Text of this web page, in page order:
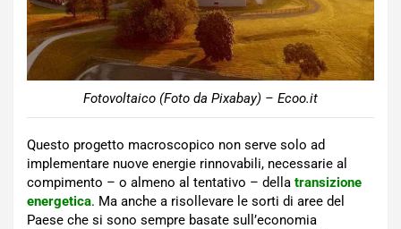
Fotovoltaico (Foto da Pixabay) – Ecoo.it
Questo progetto macroscopico non serve solo ad
implementare nuove energie rinnovabili, necessarie al
compimento – o almeno al tentativo – della transizione
energetica. Ma anche a risollevare le sorti di aree del
Paese che si sono sempre basate sull’economia